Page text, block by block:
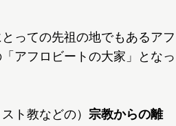
っての先祖の地でもあるアフ
アフロビートの大家」となっ
ト教などの） 宗教からの離